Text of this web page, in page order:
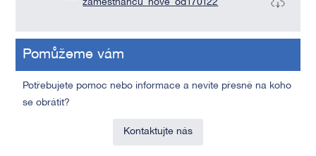
zamestnancu_nove_od170122
Pomůžeme vám
Potřebujete pomoc nebo informace a nevíte přesně na koho
se obrátit?
Kontaktujte nás